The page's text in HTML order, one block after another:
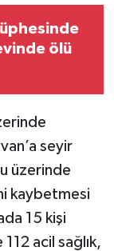
ölü
seyir
üzerinde
kaybetmesi
15 kişi
acil sağlık,